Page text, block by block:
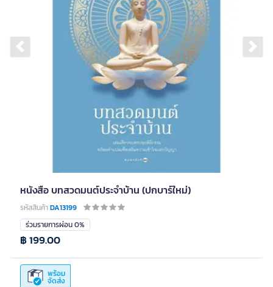
Previous slide
หนังสือ บทสวดมนต์ประจำบ้าน (ปกบาร์ใหม่)
รหัสสินค้าDA13199
ร่วมรายการผ่อน 0%
พร้อม
จัดส่ง
฿ 199.00